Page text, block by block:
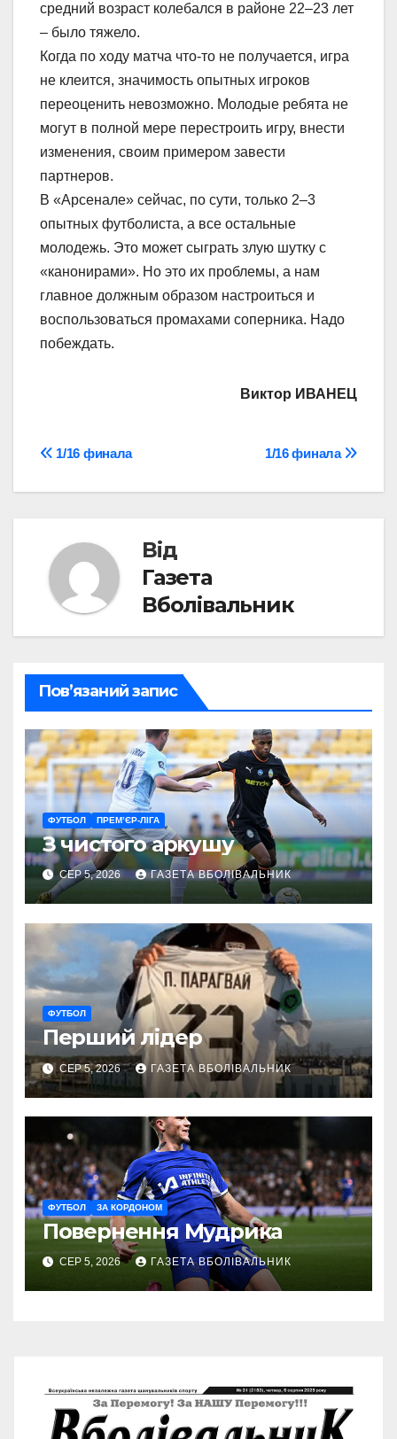
средний возраст колебался в районе 22–23 лет
– было тяжело.
Когда по ходу матча что-то не получается, игра
не клеится, значимость опытных игроков
переоценить невозможно. Молодые ребята не
могут в полной мере перестроить игру, внести
изменения, своим примером завести
партнеров.
В «Арсенале» сейчас, по сути, только 2–3
опытных футболиста, а все остальные
молодежь. Это может сыграть злую шутку с
«канонирами». Но это их проблемы, а нам
главное должным образом настроиться и
воспользоваться промахами соперника. Надо
побеждать.
Виктор ИВАНЕЦ
Навігація
записів
1/16 финала
1/16 финала
Від
Газета
Вболівальник
Пов’язаний запис
ФУТБОЛ ПРЕМ’ЄР-ЛІГА
З чистого аркушу
СЕР 5, 2026 ГАЗЕТА ВБОЛІВАЛЬНИК
ФУТБОЛ
Перший лідер
СЕР 5, 2026 ГАЗЕТА ВБОЛІВАЛЬНИК
ФУТБОЛ ЗА КОРДОНОМ
Повернення Мудрика
СЕР 5, 2026 ГАЗЕТА ВБОЛІВАЛЬНИК